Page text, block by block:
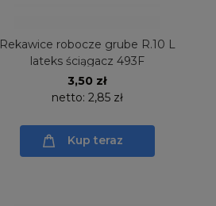
Rekawice robocze grube R.10 L
lateks ściągacz 493F
3,50 zł
netto: 2,85 zł
Kup teraz